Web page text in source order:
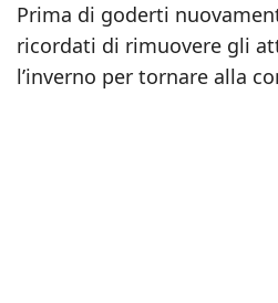
Prima di goderti
ricordati di rimuovere gli
l’inverno per tornare alla